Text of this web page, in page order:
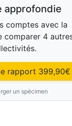
approfondie
comptes avec la
comparer 4
rapport 399,90€
un spécimen